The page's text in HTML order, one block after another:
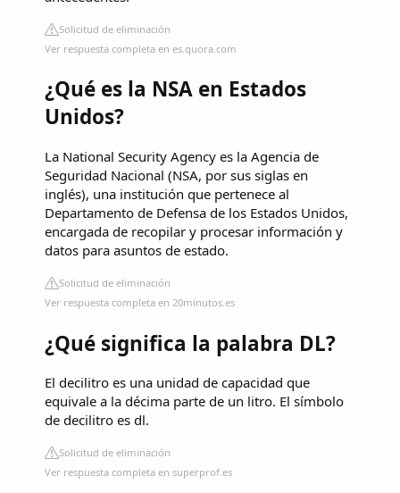
Solicitud de eliminación
Ver respuesta completa en es.quora.com
¿Qué es la NSA en Estados
Unidos?
La National Security Agency es la Agencia de
Seguridad Nacional (NSA, por sus siglas en
inglés), una institución que pertenece al
Departamento de Defensa de los Estados Unidos,
encargada de recopilar y procesar información y
datos para asuntos de estado.
Solicitud de eliminación
Ver respuesta completa en 20minutos.es
¿Qué significa la palabra DL?
El decilitro es una unidad de capacidad que
equivale a la décima parte de un litro. El símbolo
de decilitro es dl.
Solicitud de eliminación
Ver respuesta completa en superprof.es